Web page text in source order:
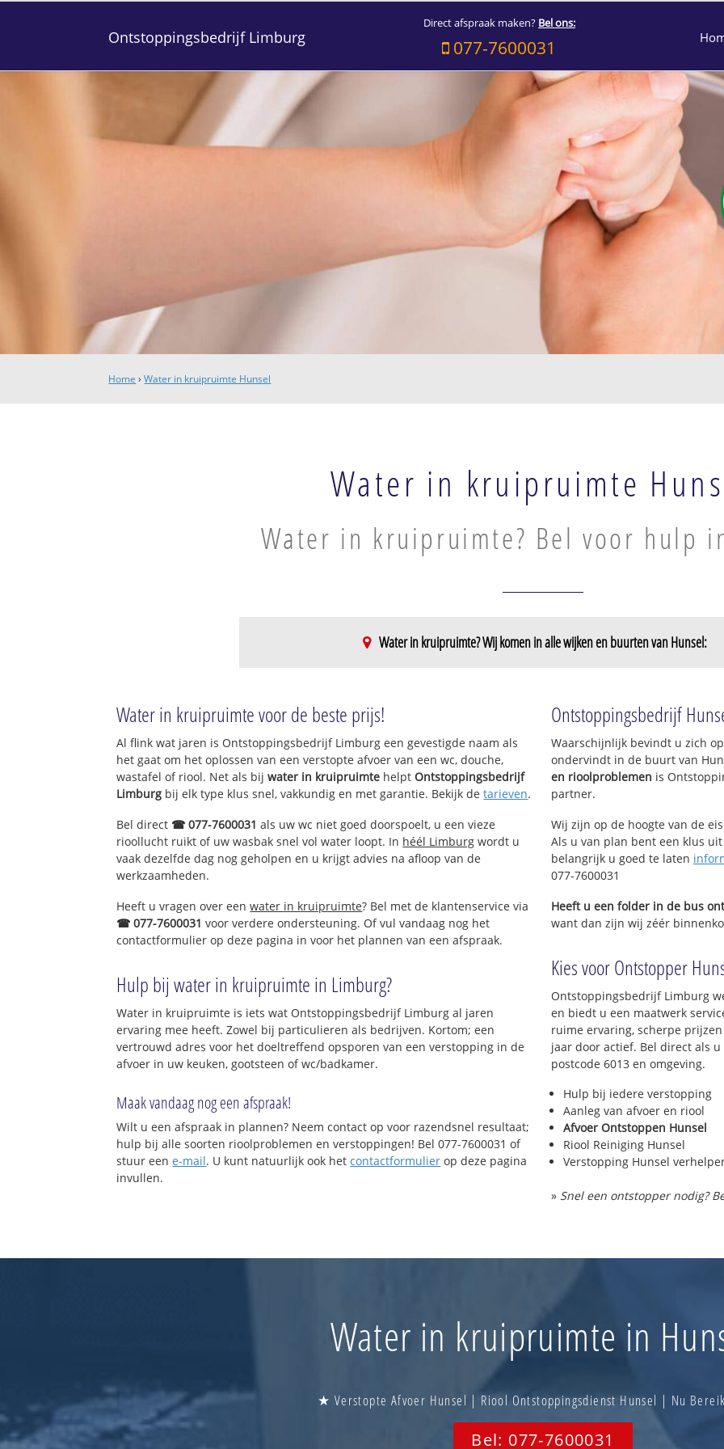
Ontstoppingsbedrijf Limburg
Direct afspraak maken? Bel ons:
077-7600031
Home ›Water in kruipruimte Hunsel
Water in kruipruimte
Water in kruipruimte? Bel voor hulp
Water in kruipruimte? Wij komen in alle wijken en buurten van Hunsel:
Water in kruipruimte voor de beste prijs!
Al flink wat jaren is Ontstoppingsbedrijf Limburg een gevestigde naam als
het gaat om het oplossen van een verstopte afvoer van een wc, douche,
wastafel of riool. Net als bijwater in kruipruimte helptOntstoppingsbedrijf
Limburg bij elk type klus snel, vakkundig en met garantie. Bekijk detarieven.
Bel direct ☎ 077-7600031 als uw wc niet goed doorspoelt, u een vieze
rioollucht ruikt of uw wasbak snel vol water loopt. In héél Limburg wordt u
vaak dezelfde dag nog geholpen en u krijgt advies na afloop van de
werkzaamheden.
Heeft u vragen over eenwater in kruipruimte? Bel met de klantenservice via
☎ 077-7600031 voor verdere ondersteuning. Of vul vandaag nog het
contactformulier op deze pagina in voor het plannen van een afspraak.
Hulp bij water in kruipruimte in Limburg?
Water in kruipruimte is iets wat Ontstoppingsbedrijf Limburg al jaren
ervaring mee heeft. Zowel bij particulieren als bedrijven. Kortom; een
vertrouwd adres voor het doeltreffend opsporen van een verstopping in de
afvoer in uw keuken, gootsteen of wc/badkamer.
Maak vandaag nog een afspraak!
Wilt u een afspraak in plannen? Neem contact op voor razendsnel resultaat;
hulp bij alle soorten rioolproblemen en verstoppingen! Bel 077-7600031 of
stuur eene-mail. U kunt natuurlijk ook hetcontactformulier op deze pagina
invullen.
Ontstoppingsbedrijf
Waarschijnlijk bevindt u zich
ondervindt in de buurt van
en rioolproblemen is
partner.
Wij zijn op de hoogte van de
Als u van plan bent een klus
belangrijk u goed te laten
077-7600031
Heeft u een folder in de bus
want dan zijn wij zéér
Kies voor Ontstopper
Ontstoppingsbedrijf Limburg
en biedt u een maatwerk
ruime ervaring, scherpe
jaar door actief. Bel direct als
postcode 6013 en omgeving.
Hulp bij iedere verstopping
Aanleg van afvoer en riool
Afvoer Ontstoppen Hunsel
Riool Reiniging Hunsel
Verstopping Hunsel
» Snel een ontstopper nodig?
Water in kruipruimte in
★ Verstopte Afvoer Hunsel | Riool Ontstoppingsdienst Hunsel | Nu
Bel: 077-7600031